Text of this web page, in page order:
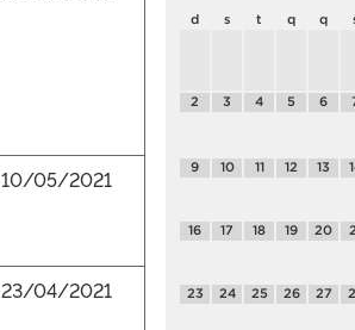
10/05/2021
23/04/2021
d s t q q
2 3 4 5 6
9 10 11 12 13
16 17 18 19 20
23 24 25 26 27